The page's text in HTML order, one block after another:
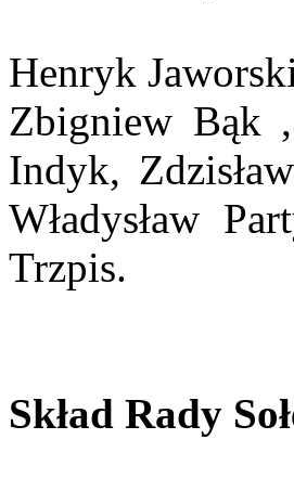
Henryk
Zbigniew Bąk ,
Indyk,
Władysław
Trzpis.
Skład Rady